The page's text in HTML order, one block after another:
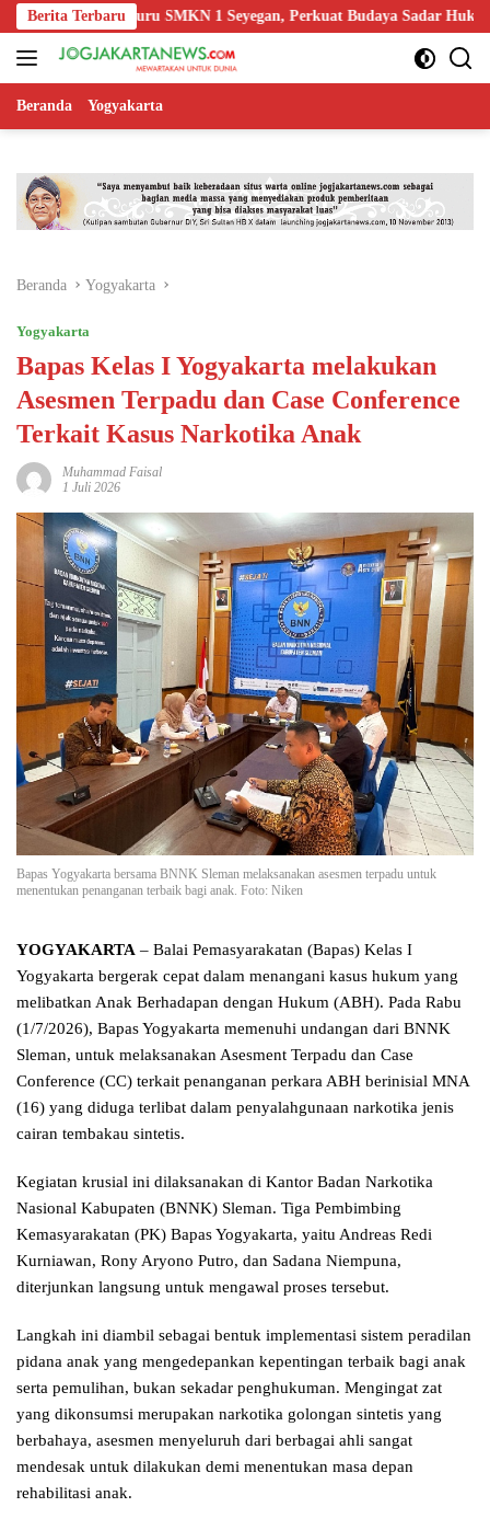
Langsung
ke
konten
Berita Terbaru
Guru SMKN 1 Seyegan, Perkuat Budaya Sadar Hukum di Sekolah
Beranda Yogyakarta
Beranda Yogyakarta
Yogyakarta
Bapas Kelas I Yogyakarta melakukan
Asesmen Terpadu dan Case Conference
Terkait Kasus Narkotika Anak
Muhammad Faisal
1 Juli 2026
Bapas Yogyakarta bersama BNNK Sleman melaksanakan asesmen terpadu untuk
menentukan penanganan terbaik bagi anak. Foto: Niken
YOGYAKARTA – Balai Pemasyarakatan (Bapas) Kelas I
Yogyakarta bergerak cepat dalam menangani kasus hukum yang
melibatkan Anak Berhadapan dengan Hukum (ABH). Pada Rabu
(1/7/2026), Bapas Yogyakarta memenuhi undangan dari BNNK
Sleman, untuk melaksanakan Asesment Terpadu dan Case
Conference (CC) terkait penanganan perkara ABH berinisial MNA
(16) yang diduga terlibat dalam penyalahgunaan narkotika jenis
cairan tembakau sintetis.
Kegiatan krusial ini dilaksanakan di Kantor Badan Narkotika
Nasional Kabupaten (BNNK) Sleman. Tiga Pembimbing
Kemasyarakatan (PK) Bapas Yogyakarta, yaitu Andreas Redi
Kurniawan, Rony Aryono Putro, dan Sadana Niempuna,
diterjunkan langsung untuk mengawal proses tersebut.
Langkah ini diambil sebagai bentuk implementasi sistem peradilan
pidana anak yang mengedepankan kepentingan terbaik bagi anak
serta pemulihan, bukan sekadar penghukuman. Mengingat zat
yang dikonsumsi merupakan narkotika golongan sintetis yang
berbahaya, asesmen menyeluruh dari berbagai ahli sangat
mendesak untuk dilakukan demi menentukan masa depan
rehabilitasi anak.